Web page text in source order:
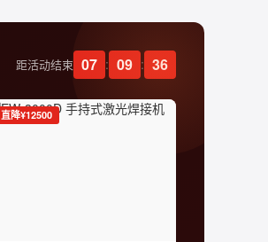
距活动结束 07 : 09 : 35
直降¥12500